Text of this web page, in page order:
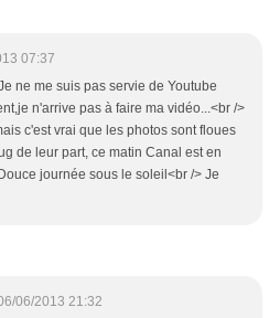
07:37
ne me suis pas servie de Youtube
n'arrive pas à faire ma vidéo...<br />
c'est vrai que les photos sont floues
de leur part, ce matin Canal est en
journée sous le soleil<br /> Je
06/2013 21:32